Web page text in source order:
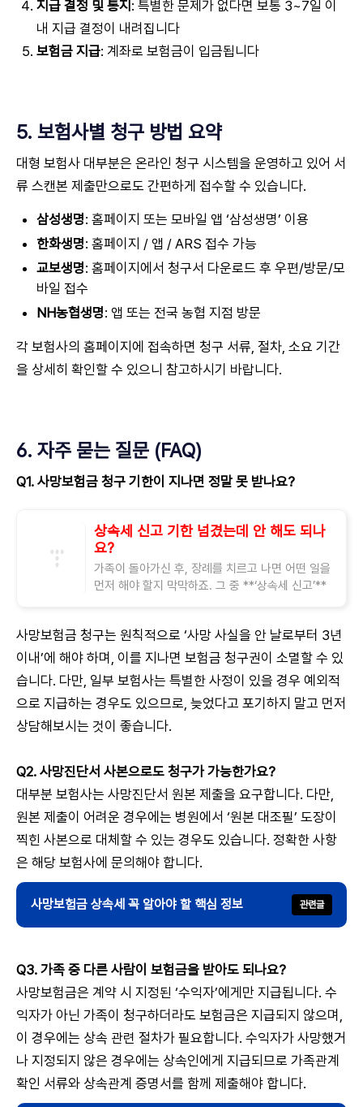
지급 결정 및 통지 : 특별한 문제가 없다면 보통 3~7일 이
내 지급 결정이 내려집니다
보험금 지급: 계좌로 보험금이 입금됩니다
5. 보험사별 청구 방법 요약
대형 보험사 대부분은 온라인 청구 시스템을 운영하고 있어 서
류 스캔본 제출만으로도 간편하게 접수할 수 있습니다.
삼성생명: 홈페이지 또는 모바일 앱 ‘삼성생명’ 이용
한화생명: 홈페이지 / 앱 / ARS 접수 가능
교보생명: 홈페이지에서 청구서 다운로드 후 우편/방문/모
바일 접수
NH농협생명: 앱 또는 전국 농협 지점 방문
각 보험사의 홈페이지에 접속하면 청구 서류, 절차, 소요 기간
을 상세히 확인할 수 있으니 참고하시기 바랍니다.
6. 자주 묻는 질문 (FAQ)
Q1. 사망보험금 청구 기한이 지나면 정말 못 받나요?
상속세 신고 기한 넘겼는데 안 해도 되나
요?
가족이 돌아가신 후, 장례를 치르고 나면 어떤 일을
먼저 해야 할지 막막하죠. 그 중 **‘상속세 신고’**
사망보험금 청구는 원칙적으로 ‘사망 사실을 안 날로부터 3년
이내’에 해야 하며, 이를 지나면 보험금 청구권이 소멸할 수 있
습니다. 다만, 일부 보험사는 특별한 사정이 있을 경우 예외적
으로 지급하는 경우도 있으므로, 늦었다고 포기하지 말고 먼저
상담해보시는 것이 좋습니다.
Q2. 사망진단서 사본으로도 청구가 가능한가요?
대부분 보험사는 사망진단서 원본 제출을 요구합니다. 다만,
원본 제출이 어려운 경우에는 병원에서 ‘원본 대조필’ 도장이
찍힌 사본으로 대체할 수 있는 경우도 있습니다. 정확한 사항
은 해당 보험사에 문의해야 합니다.
사망보험금 상속세 꼭 알아야 할 핵심 정보
Q3. 가족 중 다른 사람이 보험금을 받아도 되나요?
사망보험금은 계약 시 지정된 ‘수익자’에게만 지급됩니다. 수
익자가 아닌 가족이 청구하더라도 보험금은 지급되지 않으며,
이 경우에는 상속 관련 절차가 필요합니다. 수익자가 사망했거
나 지정되지 않은 경우에는 상속인에게 지급되므로 가족관계
확인 서류와 상속관계 증명서를 함께 제출해야 합니다.